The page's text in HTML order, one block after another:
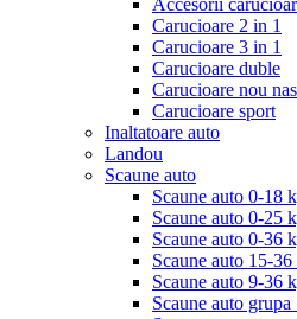
Carucioare 2 in 1
Carucioare 3 in 1
Carucioare duble
Carucioare nou
Carucioare sport
Inaltatoare auto
Landou
Scaune auto
Scaune auto 0-18
Scaune auto 0-25
Scaune auto 0-36
Scaune auto 15-
Scaune auto 9-36
Scaune auto